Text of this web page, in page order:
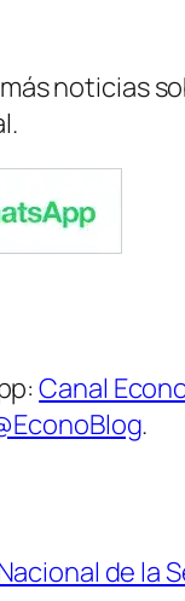
noticias
Canal
.
de la